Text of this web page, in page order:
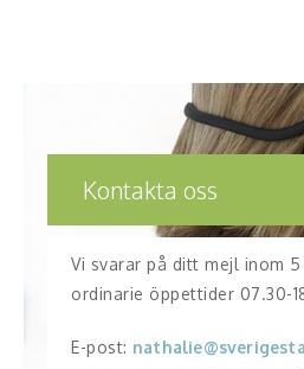
Kontakta oss
Vi svarar på ditt mejl inom
ordinarie öppettider 07.30-
E-post: